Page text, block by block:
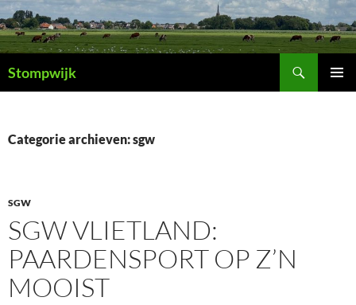
Ga
naar
de
inhoud
Stompwijk
Categorie archieven: sgw
SGW
SGW VLIETLAND:
PAARDENSPORT OP Z’N
MOOIST